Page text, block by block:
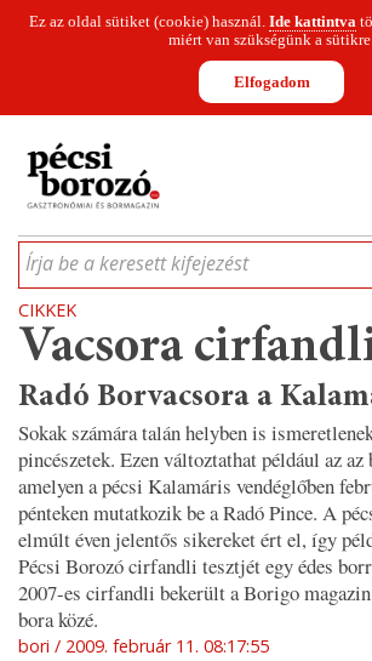
Ez az oldal sütiket (cookie) használ. Ide kattintva
miért van szükségünk a
Elfogadom
CIKKEKHÍREKINFOGRAFIKÁK
Írja be a keresett kifejezést
CIKKEK
Vacsora
Radó Borvacsora a
Sokak számára talán helyben is
pincészetek. Ezen változtathat például az az
amelyen a pécsi Kalamáris vendéglőben
pénteken mutatkozik be a Radó Pince. A
elmúlt éven jelentős sikereket ért el, így
Pécsi Borozó cirfandli tesztjét egy édes
2007-es cirfandli bekerült a Borigo
bora közé.
bori 2009. február 11. 08:17:55